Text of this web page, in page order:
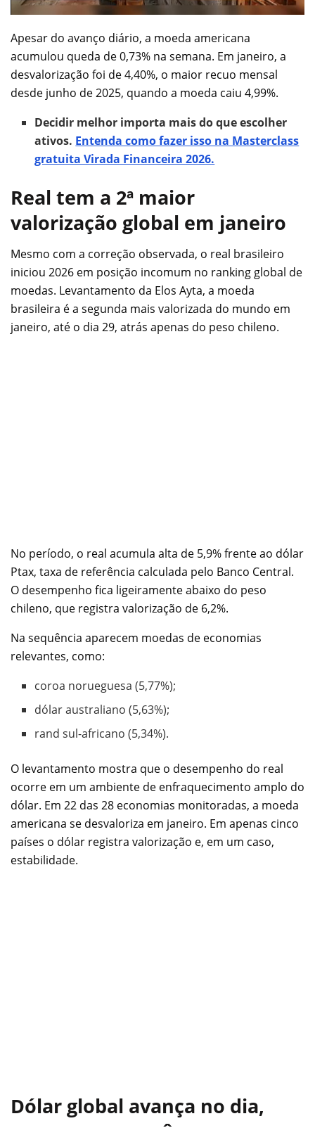
Apesar do avanço diário, a moeda americana
acumulou queda de 0,73% na semana. Em janeiro, a
desvalorização foi de 4,40%, o maior recuo mensal
desde junho de 2025, quando a moeda caiu 4,99%.
Decidir melhor importa mais do que escolher
ativos. Entenda como fazer isso na Masterclass
gratuita Virada Financeira 2026.
Real tem a 2ª maior
valorização global em janeiro
Mesmo com a correção observada, o real brasileiro
iniciou 2026 em posição incomum no ranking global de
moedas. Levantamento da Elos Ayta, a moeda
brasileira é a segunda mais valorizada do mundo em
janeiro, até o dia 29, atrás apenas do peso chileno.
No período, o real acumula alta de 5,9% frente ao dólar
Ptax, taxa de referência calculada pelo Banco Central.
O desempenho fica ligeiramente abaixo do peso
chileno, que registra valorização de 6,2%.
Na sequência aparecem moedas de economias
relevantes, como:
coroa norueguesa (5,77%);
dólar australiano (5,63%);
rand sul-africano (5,34%).
O levantamento mostra que o desempenho do real
ocorre em um ambiente de enfraquecimento amplo do
dólar. Em 22 das 28 economias monitoradas, a moeda
americana se desvaloriza em janeiro. Em apenas cinco
países o dólar registra valorização e, em um caso,
estabilidade.
Dólar global avança no dia,